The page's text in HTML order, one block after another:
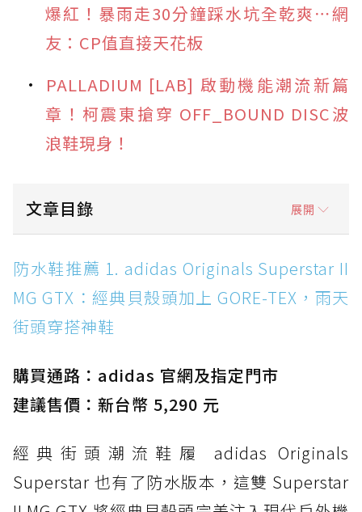
爆紅！暴雨走30分鐘踩水坑全乾爽⋯網
友：CP值直接天花板
PALLADIUM [LAB] 啟動機能潮流新篇
章！柯震東搶穿 OFF_BOUND DISC波
浪鞋現身！
文章目錄 展開
防水鞋推薦 1. adidas Originals Superstar II
MG GTX：經典貝殼頭加上 GORE-TEX，雨天街
頭穿搭神鞋
防水鞋推薦 2. New Balance Hierro v9 GORE-
防水鞋推薦 3. Nike Dunk Low GORE-TEX：
經典 Dunk 輪廓加上防水科技，雨天穿搭帥度不
打折
防水鞋推薦 4. ASICS TRABUCO 14 GTX：搭
載 GORE-TEX 隱形貼合科技，全方位防水神鞋
防水鞋推薦 5. Salomon XT-6 GORE-TEX：潮
防水鞋推薦 1. adidas Originals Superstar II
MG GTX：經典貝殼頭加上 GORE-TEX，雨天
街頭穿搭神鞋
購買通路：adidas 官網及指定門市
建議售價：新台幣 5,290 元
經典街頭潮流鞋履 adidas Originals
Superstar 也有了防水版本，這雙 Superstar